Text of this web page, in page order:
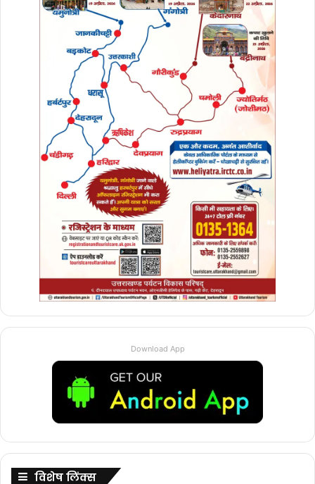
Download App
विशेष लिंक्स